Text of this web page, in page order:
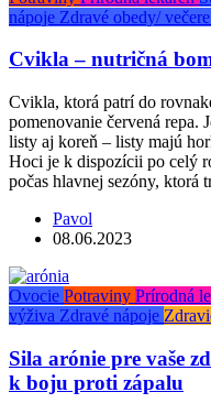
nápoje Zdravé obedy/ večere
Cvikla – nutričná
Cvikla, ktorá patrí do
pomenovanie červená repa.
listy aj koreň – listy majú
Hoci je k dispozícii po celý
počas hlavnej sezóny, ktorá
Pavol
08.06.2023
Ovocie Potraviny Prírodná
výživa Zdravé nápoje
Sila arónie pre vaše
k boju proti zápalu